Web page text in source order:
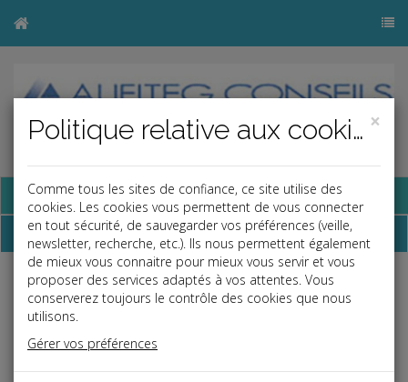
Base documentaire
Dépêches
Liste des dernières dépêches
Vie des affaires
×
Politique relative aux cookies
Comme tous les sites de confiance, ce site utilise des
cookies. Les cookies vous permettent de vous connecter
en tout sécurité, de sauvegarder vos préférences (veille,
newsletter, recherche, etc.). Ils nous permettent également
de mieux vous connaitre pour mieux vous servir et vous
proposer des services adaptés à vos attentes. Vous
conserverez toujours le contrôle des cookies que nous
utilisons.
Gérer vos préférences